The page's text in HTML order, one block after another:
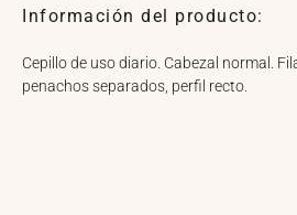
Información del producto:
Cepillo de uso diario. Cabezal normal.
penachos separados, perfil recto.